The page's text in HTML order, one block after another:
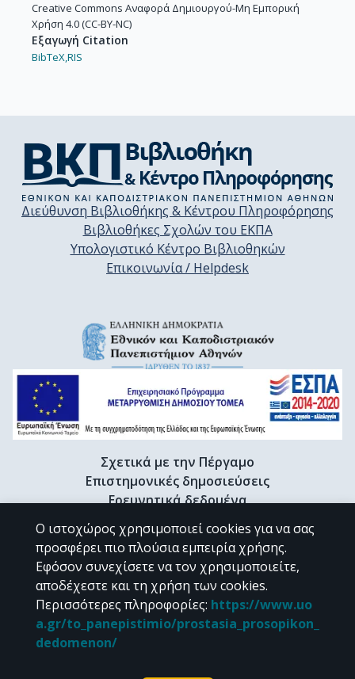
Creative Commons Αναφορά Δημιουργού-Μη Εμπορική
Χρήση 4.0 (CC-BY-NC)
Εξαγωγή Citation
BibTeX,RIS
Διεύθυνση Βιβλιοθήκης & Κέντρου Πληροφόρησης
Βιβλιοθήκες Σχολών του ΕΚΠΑ
Υπολογιστικό Κέντρο Βιβλιοθηκών
Επικοινωνία / Helpdesk
Σχετικά με την Πέργαμο
Επιστημονικές δημοσιεύσεις
Ερευνητικά δεδομένα
Διδακτορικές διατριβές & Γκρίζα βιβλιογραφία
Προφίλ Ερευνητή
CC BY-NC 4.0
Εκτός αν αναφέρεται διαφορετικά, το υλικό της "Περγάμου" διατίθεται
Ο ιστοχώρος χρησιμοποιεί cookies για να σας
προσφέρει πιο πλούσια εμπειρία χρήσης.
Εφόσον συνεχίσετε να τον χρησιμοποιείτε,
αποδέχεστε και τη χρήση των cookies.
Περισσότερες πληροφορίες: https://www.uo
a.gr/to_panepistimio/prostasia_prosopikon_
dedomenon/